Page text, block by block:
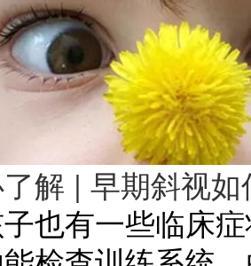
解 | 早期斜视
也有一些临床